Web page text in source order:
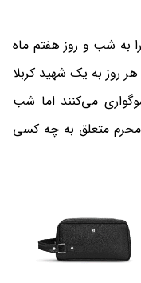
به شب و روز هفتم ماه
روز به یک شهید کربلا
می‌کنند اما شب
متعلق به چه کسی